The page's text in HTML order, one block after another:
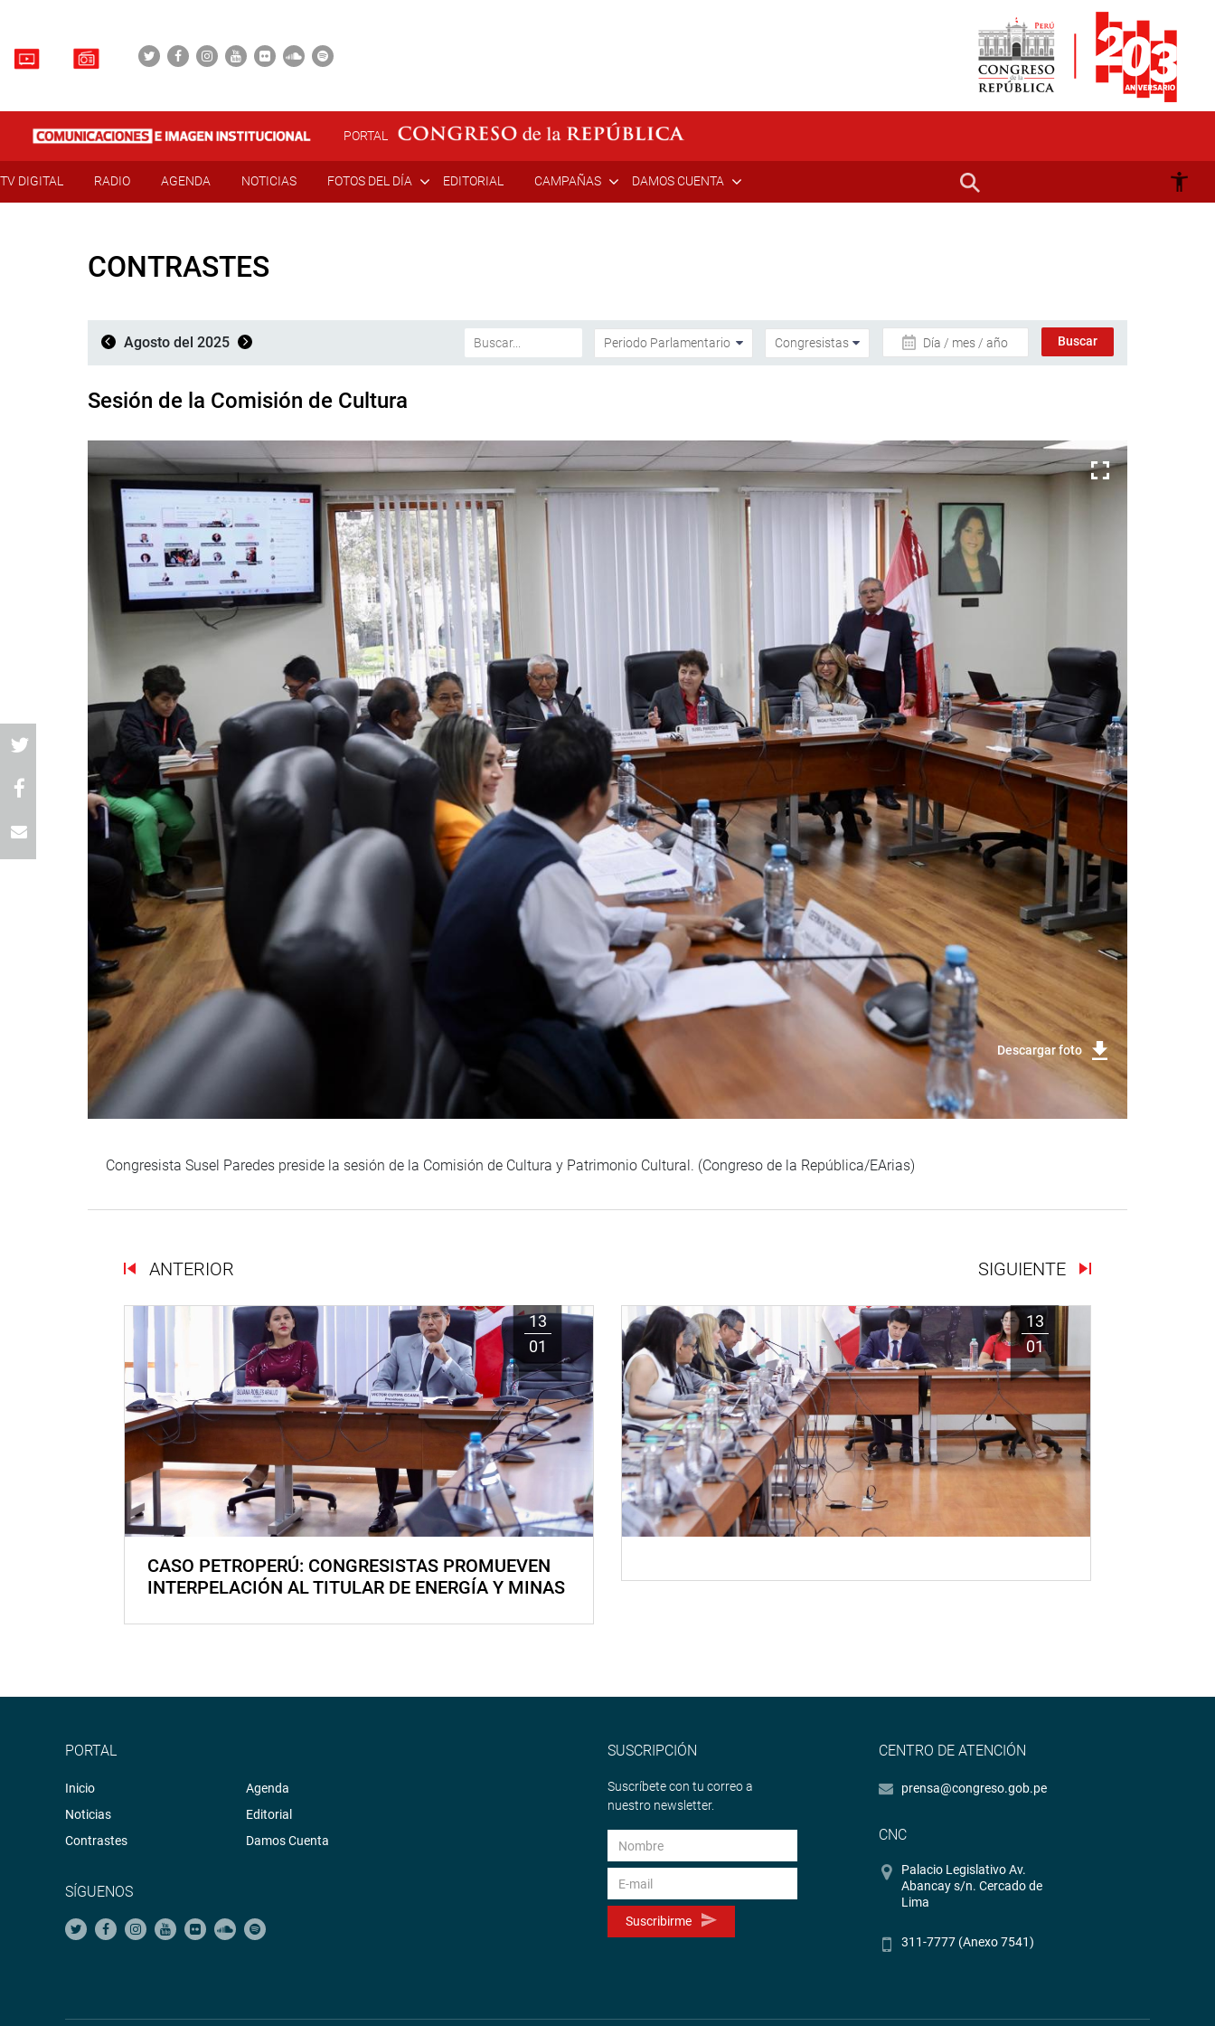
PORTAL
TV DIGITAL RADIO AGENDA NOTICIAS FOTOS DEL DÍA EDITORIAL CAMPAÑAS DAMOS CUENTA
CONTRASTES
Agosto del 2025 Día / mes / año
Sesión de la Comisión de Cultura
Descargar foto
Congresista Susel Paredes preside la sesión de la Comisión de Cultura y Patrimonio Cultural. (Congreso de la República/EArias)
ANTERIOR SIGUIENTE
13
01
CASO PETROPERÚ: CONGRESISTAS PROMUEVEN
INTERPELACIÓN AL TITULAR DE ENERGÍA Y MINAS
13
01
PORTAL
Inicio
Noticias
Contrastes
Agenda
Editorial
Damos Cuenta
SÍGUENOS
SUSCRIPCIÓN
Suscríbete con tu correo a
nuestro newsletter.
Suscribirme
CENTRO DE ATENCIÓN
prensa@congreso.gob.pe
CNC
Palacio Legislativo Av.
Abancay s/n. Cercado de
Lima
311-7777 (Anexo 7541)